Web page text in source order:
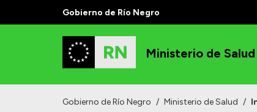
Gobierno de Río Negro
Ministerio de Salud
Gobierno de Río Negro / Ministerio de Salud /